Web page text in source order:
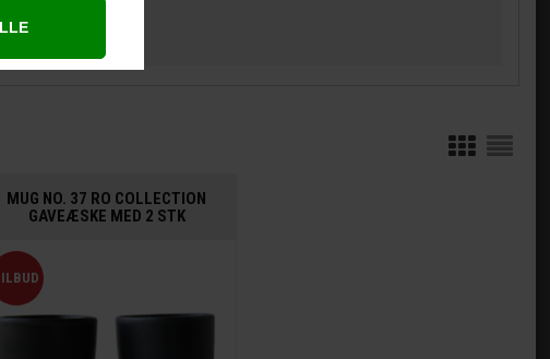
MUG NO. 37 RO COLLECTION
GAVEÆSKE MED 2 STK